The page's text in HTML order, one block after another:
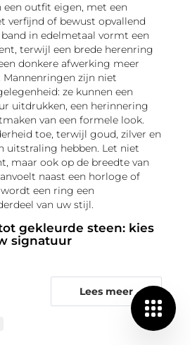
outfit eigen, met een
verfijnd of bewust opvallend
in edelmetaal vormt een
terwijl een brede herenring
donkere afwerking meer
Mannenringen zijn niet
ze kunnen een
uitdrukken, een herinnering
van een formele look.
toe, terwijl goud, zilver en
uitstraling hebben. Let niet
maar ook op de breedte van
naast een horloge of
een ring een
van uw stijl.
gekleurde steen: kies
signatuur
signetringheeft een
bovendeel dat uitstekend past
sober statement. Wie een
Lees meer